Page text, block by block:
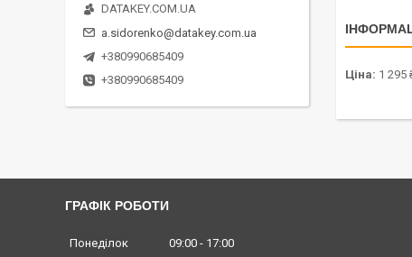
Ціна: 1 295
DATAKEY.COM.UA
a.sidorenko@datakey.com.ua
+380990685409
+380990685409
ГРАФІК РОБОТИ
Понеділок 09:00 17:00